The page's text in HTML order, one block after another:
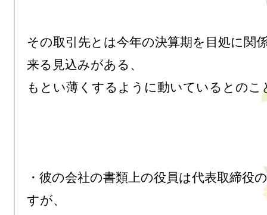
その取引先とは今年の決算期を目処に関
来る見込みがある、
もとい薄くするように動いているとのこ
・彼の会社の書類上の役員は代表取締役
すが、